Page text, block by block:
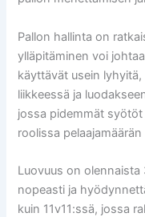
Pallon hallinta on
ylläpitäminen voi
käyttävät usein
liikkeessä ja
jossa pidemmät
roolissa
Luovuus on olennaista
nopeasti ja
kuin 11v11:ssä, jossa